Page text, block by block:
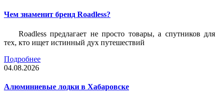
Чем знаменит бренд Roadless?
Roadless предлагает не просто товары, а спутников для
тех, кто ищет истинный дух путешествий
Подробнее
04.08.2026
Алюминиевые лодки в Хабаровске